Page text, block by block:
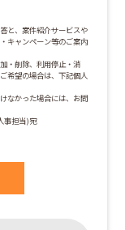
と、案件紹介サービスや
キャンペーン等のご案内
・削除、利用停止・消
希望の場合は、下記個人
なかった場合には、お問
事担当)宛